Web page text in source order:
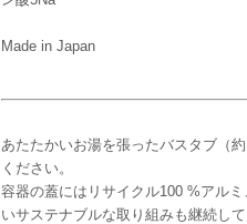
Made in Japan
あたたかいお湯を張ったバスタブ（
ください。
容器の蓋にはリサイクル100 %アル
いサステナブルな取り組みも継続して